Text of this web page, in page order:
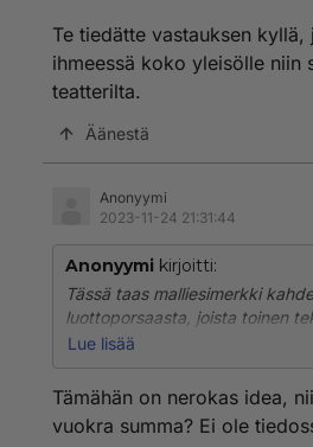
Te tiedätte vastauksen kyllä,
ihmeessä koko yleisölle niin
teatterilta.
Äänestä
Anonyymi
2023-11-24 21:31:44
Anonyymi kirjoitti:
Tässä taas malliesimerkki
luottoporsaasta, joista toinen
alotuksen ja toinen tulee
Te tiedätte vastauksen kyllä,
koko yleisölle niin säästytään
Lue lisää
Tämähän on nerokas idea,
vuokra summa? Ei ole